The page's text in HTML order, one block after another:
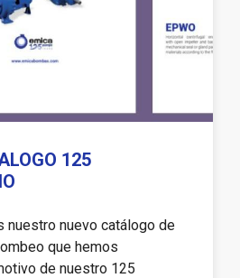
125
nuestro nuevo catálogo de
que hemos
de nuestro 125